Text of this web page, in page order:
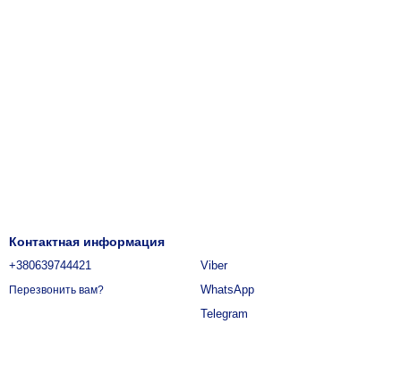
Контактная информация
+380639744421
Перезвонить вам?
Viber
WhatsApp
Telegram